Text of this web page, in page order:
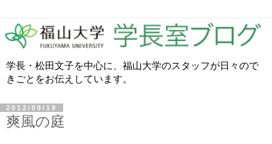
学長・松田文子を中心に、福山大学のスタッフが日々ので
きごとをお伝えしています。
2012/09/19
爽風の庭